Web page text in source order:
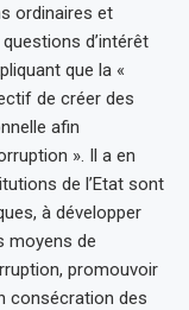
ordinaires et
d’intérêt
que la «
de créer des
afin
». Il a en
de l’Etat sont
à développer
moyens de
promouvoir
consécration des